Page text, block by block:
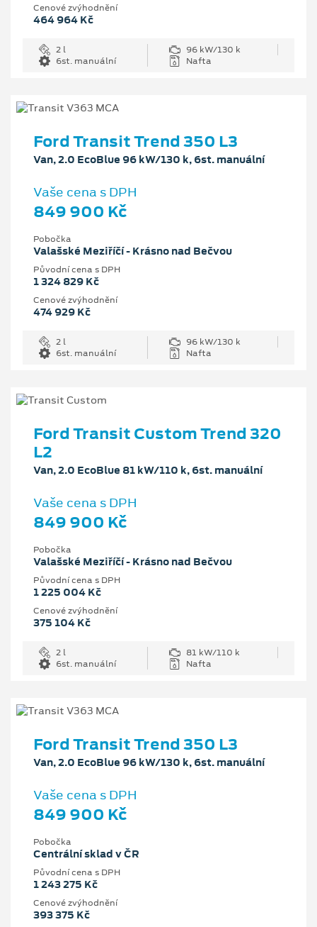
Cenové zvýhodnění
464 964 Kč
2 l
96 kW/130 k
6st. manuální
Nafta
Ford Transit Trend 350 L3
Van, 2.0 EcoBlue 96 kW/130 k, 6st. manuální
Vaše cena s DPH
849 900 Kč
Pobočka
Valašské Meziříčí - Krásno nad Bečvou
Původní cena s DPH
1 324 829 Kč
Cenové zvýhodnění
474 929 Kč
2 l
96 kW/130 k
6st. manuální
Nafta
Ford Transit Custom Trend 320
L2
Van, 2.0 EcoBlue 81 kW/110 k, 6st. manuální
Vaše cena s DPH
849 900 Kč
Pobočka
Valašské Meziříčí - Krásno nad Bečvou
Původní cena s DPH
1 225 004 Kč
Cenové zvýhodnění
375 104 Kč
2 l
81 kW/110 k
6st. manuální
Nafta
Ford Transit Trend 350 L3
Van, 2.0 EcoBlue 96 kW/130 k, 6st. manuální
Vaše cena s DPH
849 900 Kč
Pobočka
Centrální sklad v ČR
Původní cena s DPH
1 243 275 Kč
Cenové zvýhodnění
393 375 Kč